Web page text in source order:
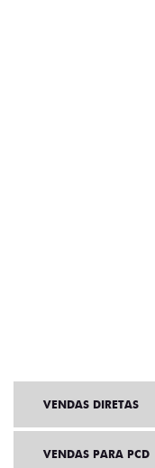
VENDAS DIRETAS
VENDAS PARA PCD